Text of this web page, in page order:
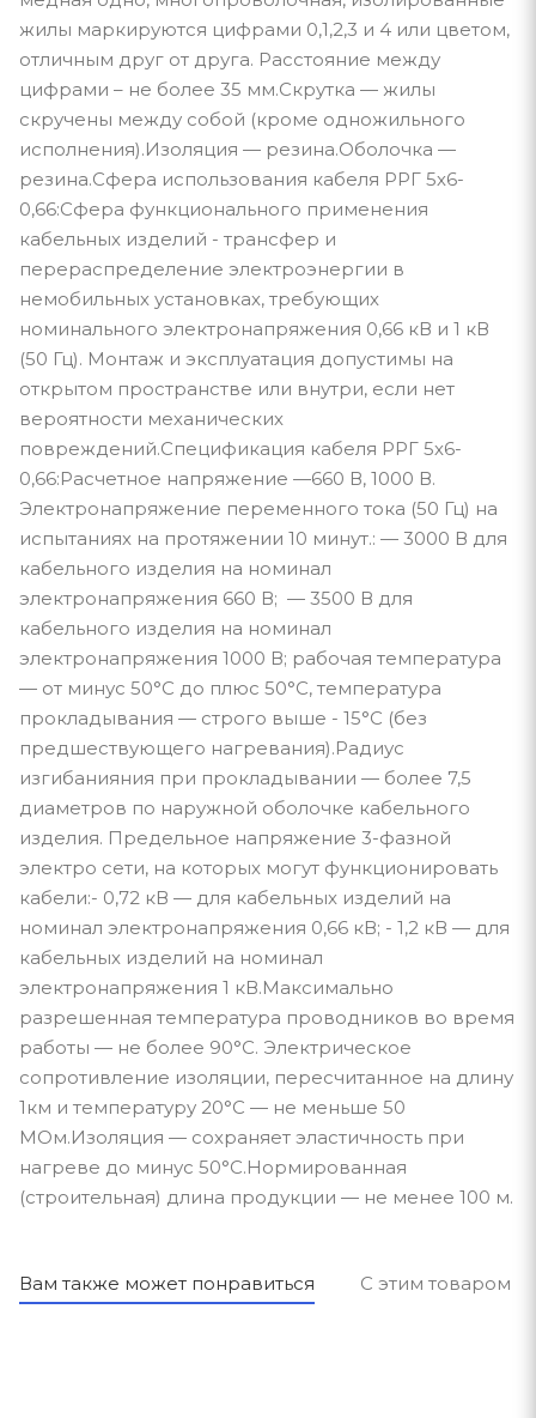
жилы маркируются цифрами 0,1,2,3 и 4 или цветом,
отличным друг от друга. Расстояние между
цифрами – не более 35 мм.Скрутка — жилы
скручены между собой (кроме одножильного
исполнения).Изоляция — резина.Оболочка —
резина.Сфера использования кабеля РРГ 5х6-
0,66:Сфера функционального применения
кабельных изделий - трансфер и
перераспределение электроэнергии в
немобильных установках, требующих
номинального электронапряжения 0,66 кВ и 1 кВ
(50 Гц). Монтаж и эксплуатация допустимы на
открытом пространстве или внутри, если нет
вероятности механических
повреждений.Спецификация кабеля РРГ 5х6-
0,66:Расчетное напряжение —660 В, 1000 В.
Электронапряжение переменного тока (50 Гц) на
испытаниях на протяжении 10 минут.: — 3000 В для
кабельного изделия на номинал
электронапряжения 660 В; — 3500 В для
кабельного изделия на номинал
электронапряжения 1000 В; рабочая температура
— от минус 50°С до плюс 50°С, температура
прокладывания — строго выше - 15°С (без
предшествующего нагревания).Радиус
изгибанияния при прокладывании — более 7,5
диаметров по наружной оболочке кабельного
изделия. Предельное напряжение 3-фазной
электро сети, на которых могут функционировать
кабели:- 0,72 кВ — для кабельных изделий на
номинал электронапряжения 0,66 кВ; - 1,2 кВ — для
кабельных изделий на номинал
электронапряжения 1 кВ.Максимально
разрешенная температура проводников во время
работы — не более 90°С. Электрическое
сопротивление изоляции, пересчитанное на длину
1км и температуру 20°С — не меньше 50
МОм.Изоляция — сохраняет эластичность при
нагреве до минус 50°С.Нормированная
(строительная) длина продукции — не менее 100 м.
Вам также может понравиться С этим товаром